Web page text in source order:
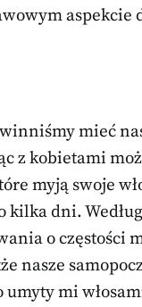
aspekcie
mieć
z kobietami
myją swoje
dni.
o częstości
nasze
mi